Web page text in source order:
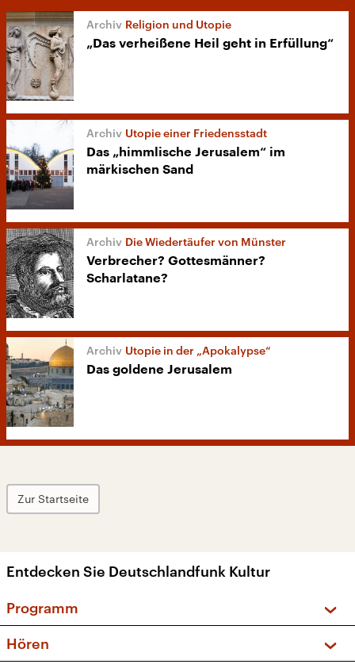
Religion und Utopie
„Das verheißene Heil geht in Erfüllung“
Utopie einer Friedensstadt
Das „himmlische Jerusalem“ im
märkischen Sand
Die Wiedertäufer von Münster
Verbrecher? Gottesmänner?
Scharlatane?
Utopie in der „Apokalypse“
Das goldene Jerusalem
Zur Startseite
Entdecken Sie Deutschlandfunk Kultur
Programm
Sendungen und Podcasts
Hören